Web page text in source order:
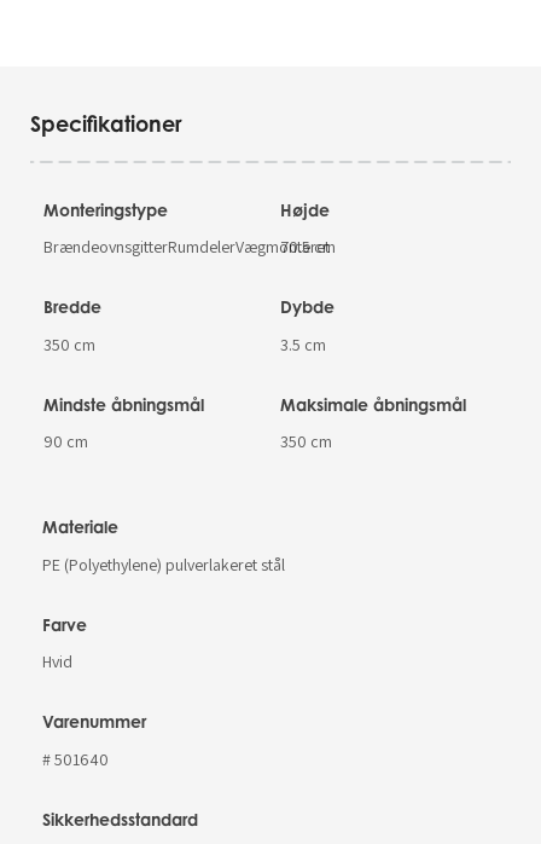
Specifikationer
Monteringstype
BrændeovnsgitterRumdelerVægmonteret
Højde
70.5 cm
Bredde
350 cm
Dybde
3.5 cm
Mindste åbningsmål
90 cm
Maksimale åbningsmål
350 cm
Materiale
PE (Polyethylene) pulverlakeret stål
Farve
Hvid
Varenummer
# 501640
Sikkerhedsstandard